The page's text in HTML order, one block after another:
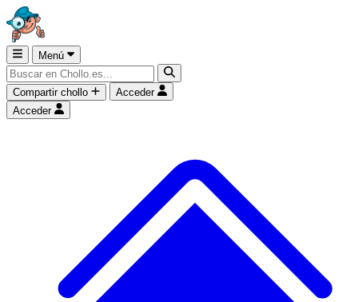
Menú
Compartir chollo
Acceder
Acceder